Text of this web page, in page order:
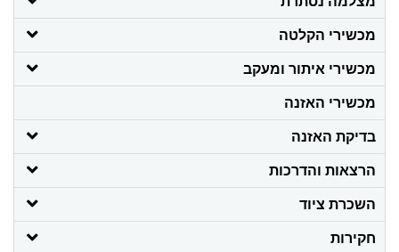
מכשירי הקלטה
מכשירי איתור ומעקב
מכשירי האזנה
בדיקת האזנה
הרצאות והדרכות
השכרת ציוד
חקירות